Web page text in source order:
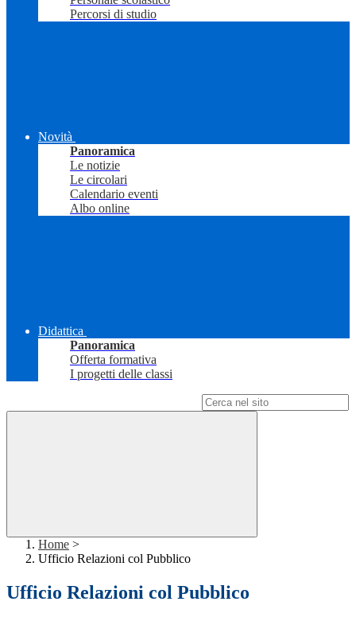
Percorsi di studio
Novità
Panoramica
Le notizie
Le circolari
Calendario eventi
Albo online
Didattica
Panoramica
Offerta formativa
I progetti delle classi
Home >
Ufficio Relazioni col Pubblico
Ufficio Relazioni col Pubblico